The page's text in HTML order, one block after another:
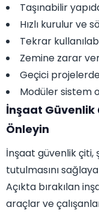
Taşınabilir
Hızlı kurulur ve
Tekrar
Zemine zarar
Geçici
Modüler sistem
İnşaat Güvenlik
Önleyin
İnşaat güvenlik çiti,
tutulmasını
Açıkta bırakılan
araçlar ve